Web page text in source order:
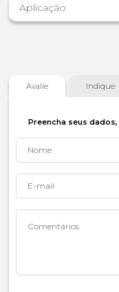
Aplicação
Avalie Indique
Preencha seus